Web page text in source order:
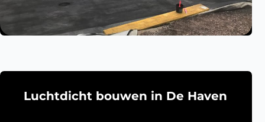
Luchtdicht bouwen in De Haven